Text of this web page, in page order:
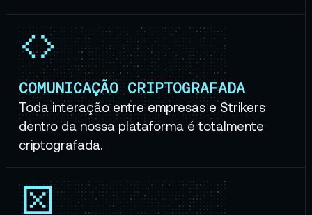
COMUNICAÇÃO CRIPTOGRAFADA
Toda interação entre empresas e Strikers
dentro da nossa plataforma é totalmente
criptografada.